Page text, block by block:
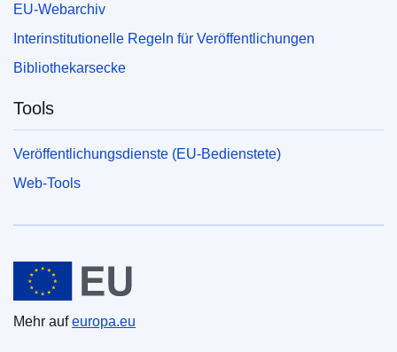
EU-Webarchiv
Interinstitutionelle Regeln für Veröffentlichungen
Bibliothekarsecke
Tools
Veröffentlichungsdienste (EU-Bedienstete)
Web-Tools
Europäische Union
Mehr aufeuropa.eu